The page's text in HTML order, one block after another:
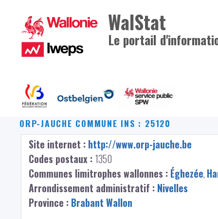
WalStat
Le portail
ORP-JAUCHE COMMUNE INS : 25120
Site internet : http://www.orp-jauche.be
Codes postaux : 1350
Communes limitrophes wallonnes : Éghezée,
Arrondissement administratif : Nivelles
Province : Brabant Wallon